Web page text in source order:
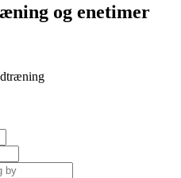
og enetimer